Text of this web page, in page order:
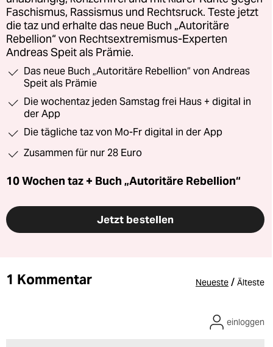
Faschismus, Rassismus und Rechtsruck. Teste jetzt
die taz und erhalte das neue Buch „Autoritäre
Rebellion“ von Rechtsextremismus-Experten
Andreas Speit als Prämie.
Das neue Buch „Autoritäre Rebellion“ von Andreas
Speit als Prämie
Die wochentaz jeden Samstag frei Haus + digital in
der App
Die tägliche taz von Mo-Fr digital in der App
Zusammen für nur 28 Euro
10 Wochen taz + Buch „Autoritäre Rebellion“
Jetzt bestellen
1 Kommentar Neueste / Älteste
einloggen